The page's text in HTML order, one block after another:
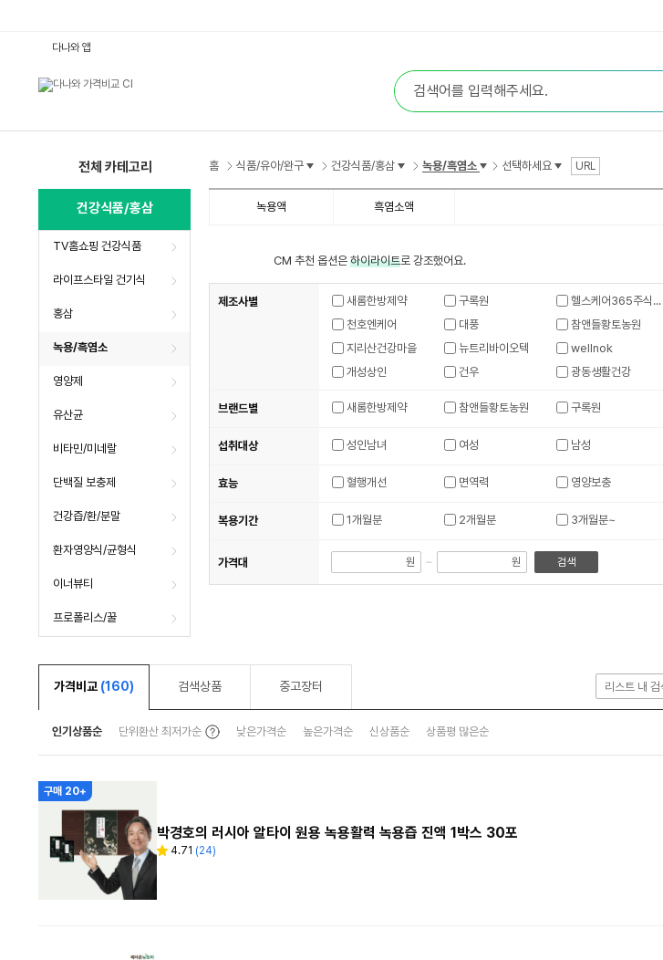
합
검
색
다나와 앱
전체 카테고리
건강식품/홍삼
TV홈쇼핑 건강식품
라이프스타일 건기식
홍삼
녹용/흑염소
영양제
유산균
비타민/미네랄
단백질 보충제
건강즙/환/분말
환자영양식/균형식
이너뷰티
프로폴리스/꿀
홈 식품/유아/완구 건강식품/홍삼 녹용/흑염소 선택하세요 URL
녹용액 흑염소액
CM 추천 옵션은 하이라이트로 강조했어요.
제조사별 새롬한방제약 구록원 헬스케어365주식회사
천호엔케어
대풍 참앤들황토농원
지리산건강마을
뉴트리바이오텍 wellnok
개성상인
건우 광동생활건강
브랜드별 새롬한방제약 참앤들황토농원 구록원
섭취대상 성인남녀 여성 남성
효능 혈행개선 면역력 영양보충
복용기간 1개월분 2개월분 3개월분~
가격대 원 ~ 원 검색
가격비교 (160) 검색상품 중고장터
인기상품순 단위환산 최저가순툴
팁
보
낮은가격순 높은가격순 신상품순 상품평 많은순
구매 20+
박경호의 러시아 알타이 원용 녹용활력 녹용즙 진액 1박스 30포
별 4.71
리
(24)